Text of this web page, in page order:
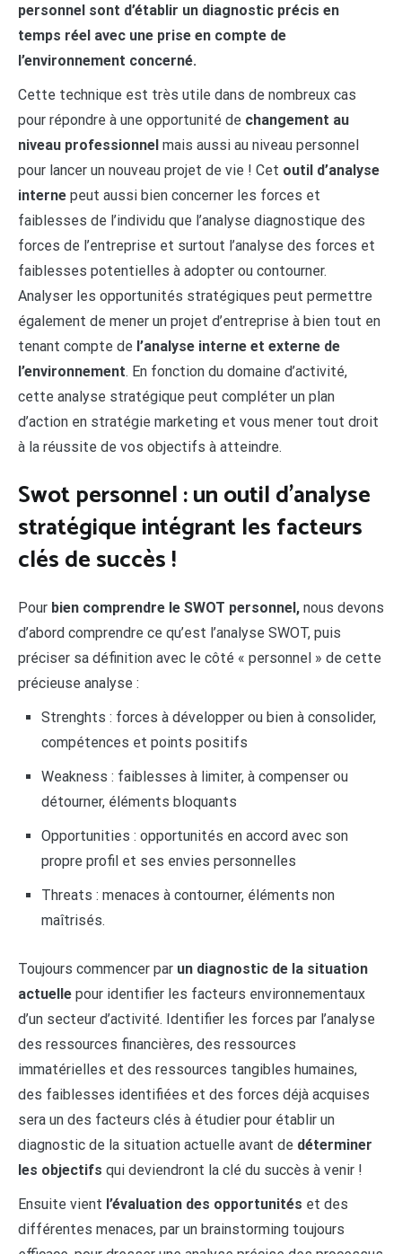
personnel sont d’établir un diagnostic précis en
temps réel avec une prise en compte de
l’environnement concerné.
Cette technique est très utile dans de nombreux cas
pour répondre à une opportunité de changement au
niveau professionnel mais aussi au niveau personnel
pour lancer un nouveau projet de vie ! Cet outil d’analyse
interne peut aussi bien concerner les forces et
faiblesses de l’individu que l’analyse diagnostique des
forces de l’entreprise et surtout l’analyse des forces et
faiblesses potentielles à adopter ou contourner.
Analyser les opportunités stratégiques peut permettre
également de mener un projet d’entreprise à bien tout en
tenant compte de l’analyse interne et externe de
l’environnement. En fonction du domaine d’activité,
cette analyse stratégique peut compléter un plan
d’action en stratégie marketing et vous mener tout droit
à la réussite de vos objectifs à atteindre.
Swot personnel : un outil d’analyse
stratégique intégrant les facteurs
clés de succès !
Pour bien comprendre le SWOT personnel, nous devons
d’abord comprendre ce qu’est l’analyse SWOT, puis
préciser sa définition avec le côté « personnel » de cette
précieuse analyse :
Strenghts : forces à développer ou bien à consolider,
compétences et points positifs
Weakness : faiblesses à limiter, à compenser ou
détourner, éléments bloquants
Opportunities : opportunités en accord avec son
propre profil et ses envies personnelles
Threats : menaces à contourner, éléments non
maîtrisés.
Toujours commencer par un diagnostic de la situation
actuelle pour identifier les facteurs environnementaux
d’un secteur d’activité. Identifier les forces par l’analyse
des ressources financières, des ressources
immatérielles et des ressources tangibles humaines,
des faiblesses identifiées et des forces déjà acquises
sera un des facteurs clés à étudier pour établir un
diagnostic de la situation actuelle avant de déterminer
les objectifs qui deviendront la clé du succès à venir !
Ensuite vient l’évaluation des opportunités et des
différentes menaces, par un brainstorming toujours